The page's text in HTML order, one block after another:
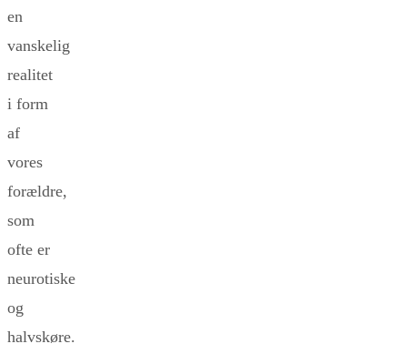
en
vanskelig
realitet
i form
af
vores
forældre,
som
ofte er
neurotiske
og
halvskøre.